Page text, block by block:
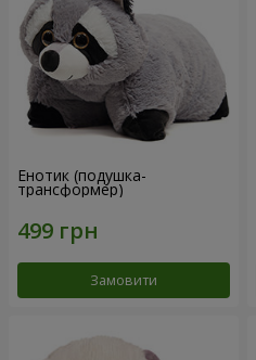
Енотик (подушка-
трансформер)
Замовити